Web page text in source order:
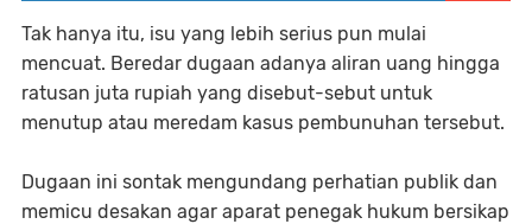
Tak hanya itu, isu yang lebih serius pun mulai
mencuat. Beredar dugaan adanya aliran uang hingga
ratusan juta rupiah yang disebut-sebut untuk
menutup atau meredam kasus pembunuhan tersebut.
Dugaan ini sontak mengundang perhatian publik dan
memicu desakan agar aparat penegak hukum bersikap